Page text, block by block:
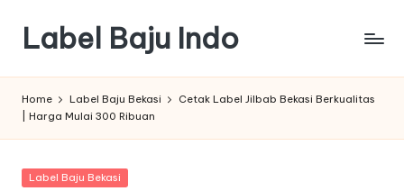
content
Label Baju Indo
Home Label Baju Bekasi
Cetak Label Jilbab Bekasi Berkualitas
| Harga Mulai 300 Ribuan
Posted
Label Baju Bekasi